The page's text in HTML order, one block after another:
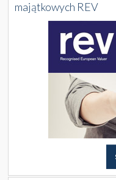
majątkowych REV